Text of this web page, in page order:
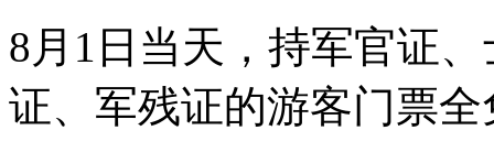
8月1日当天，持军官证
证、军残证的游客门票